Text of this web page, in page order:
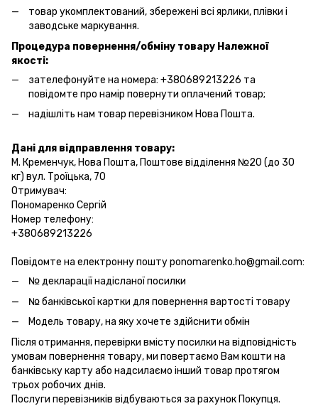
товар укомплектований, збережені всі ярлики, плівки і
заводське маркування.
Процедура повернення/обміну товару Належної
якості:
зателефонуйте на номера: +380689213226 та
повідомте про намір повернути оплачений товар;
надішліть нам товар перевізником Нова Пошта.
Дані для відправлення товару:
М. Кременчук, Нова Пошта, Поштове відділення №20 (до 30
кг) вул. Троїцька, 70
Отримувач:
Пономаренко Сергій
Номер телефону:
+380689213226
Повідомте на електронну пошту ponomarenko.ho@gmail.com:
№ декларації надісланої посилки
№ банківської картки для повернення вартості товару
Модель товару, на яку хочете здійснити обмін
Після отримання, перевірки вмісту посилки на відповідність
умовам повернення товару, ми повертаємо Вам кошти на
банківську карту або надсилаємо інший товар протягом
трьох робочих днів.
Послуги перевізників відбуваються за рахунок Покупця.